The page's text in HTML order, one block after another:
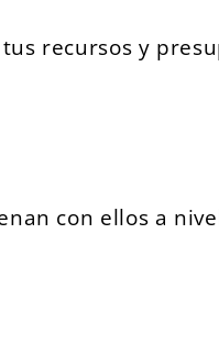
recursos y
con ellos a